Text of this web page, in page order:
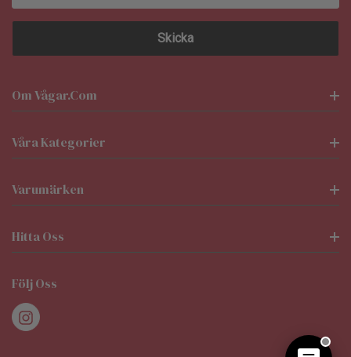
Om Vågar.com
Våra Kategorier
Varumärken
Hitta Oss
Följ Oss